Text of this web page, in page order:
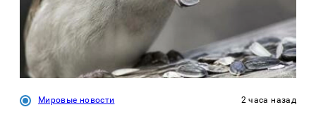
Мировые новости 2 часа назад